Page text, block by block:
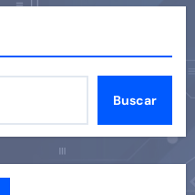
Buscar